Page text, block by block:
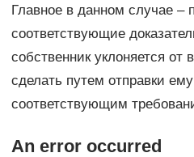
Главное в данном случае –
соответствующие
собственник уклоняется
сделать путем отправки
соответствующим
An error occurred